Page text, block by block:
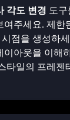
각도 변경 도
여주세요. 제한
점을 생성하
이아웃을 이해
타일의 프레젠